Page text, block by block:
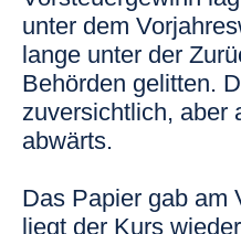
unter dem
lange unter der
Behörden gelitten.
zuversichtlich, aber
abwärts.
Das Papier gab am
liegt der Kurs